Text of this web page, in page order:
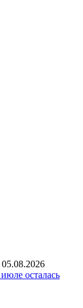
05.08.2026
осталась